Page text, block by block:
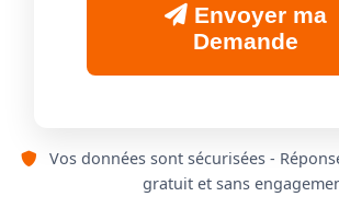
Envoyer ma
Demande
Vos données sont sécurisées -
gratuit et sans